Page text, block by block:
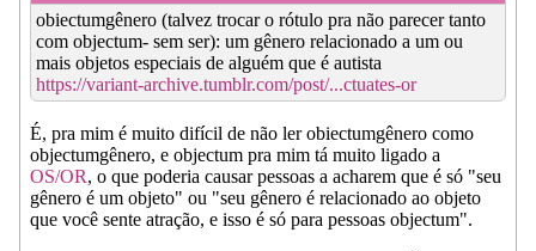
obiectumgênero (talvez trocar o rótulo pra não parecer tanto
com objectum- sem ser): um gênero relacionado a um ou
mais objetos especiais de alguém que é autista
https://variant-archive.tumblr.com/post/...ctuates-or
É, pra mim é muito difícil de não ler obiectumgênero como
objectumgênero, e objectum pra mim tá muito ligado a
OS/OR, o que poderia causar pessoas a acharem que é só "seu
gênero é um objeto" ou "seu gênero é relacionado ao objeto
que você sente atração, e isso é só para pessoas objectum".